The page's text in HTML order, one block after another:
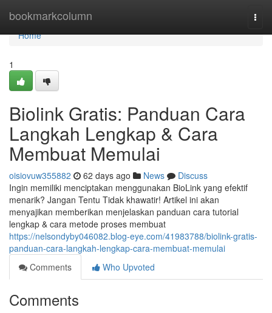
bookmarkcolumn
Home
Home
1
Biolink Gratis: Panduan Cara
Langkah Lengkap & Cara
Membuat Memulai
oisiovuw355882 62 days ago News
Discuss
Ingin memiliki menciptakan menggunakan BioLink yang efektif
menarik? Jangan Tentu Tidak khawatir! Artikel ini akan
menyajikan memberikan menjelaskan panduan cara tutorial
lengkap & cara metode proses membuat
https://nelsondyby046082.blog-eye.com/41983788/biolink-gratis-
panduan-cara-langkah-lengkap-cara-membuat-memulai
Comments
Who Upvoted
Comments